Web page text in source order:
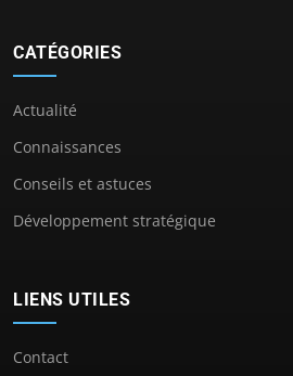
CATÉGORIES
Actualité
Connaissances
Conseils et astuces
Développement stratégique
LIENS UTILES
Contact